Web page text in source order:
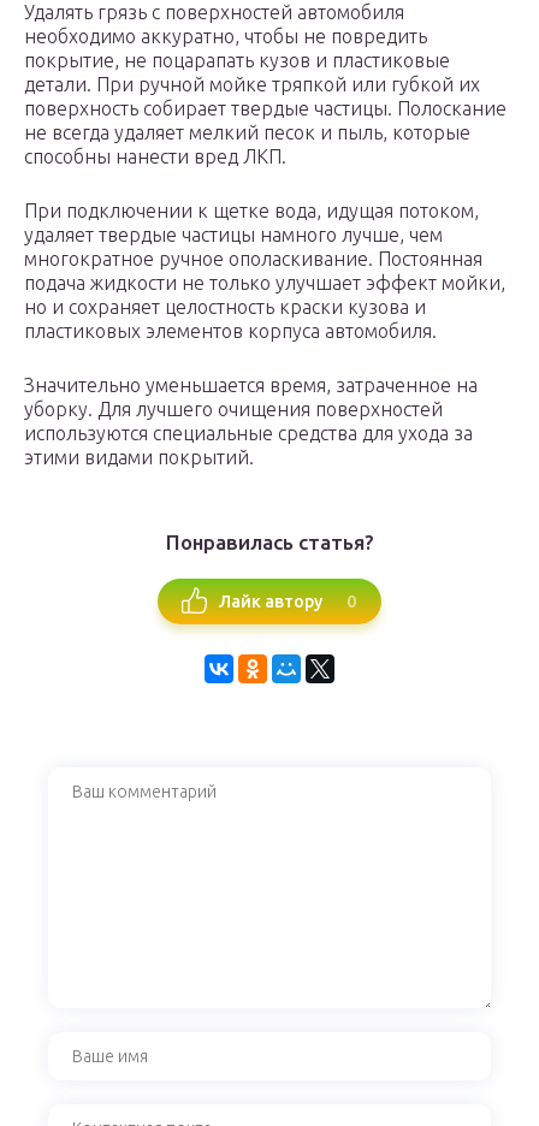
Удалять грязь с поверхностей автомобиля
необходимо аккуратно, чтобы не повредить
покрытие, не поцарапать кузов и пластиковые
детали. При ручной мойке тряпкой или губкой их
поверхность собирает твердые частицы. Полоскание
не всегда удаляет мелкий песок и пыль, которые
способны нанести вред ЛКП.
При подключении к щетке вода, идущая потоком,
удаляет твердые частицы намного лучше, чем
многократное ручное ополаскивание. Постоянная
подача жидкости не только улучшает эффект мойки,
но и сохраняет целостность краски кузова и
пластиковых элементов корпуса автомобиля.
Значительно уменьшается время, затраченное на
уборку. Для лучшего очищения поверхностей
используются специальные средства для ухода за
этими видами покрытий.
Понравилась статья?
Лайк автору 0